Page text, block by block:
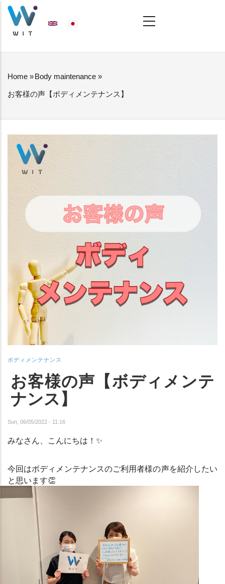
Skip
NAVIGATION
BREADCRUMB
Home »Body maintenance »
お客様の声【ボディメンテナンス】
ボディメンテナンス
お客様の声【ボディメンテ
ナンス】
Sun, 06/05/2022 - 11:16
みなさん、こんにちは！ ✨
今回はボディメンテナンスのご利用者様の声を紹介したい
と思います👏